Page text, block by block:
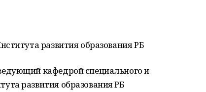
развития образования РБ
кафедрой специального и
развития образования РБ